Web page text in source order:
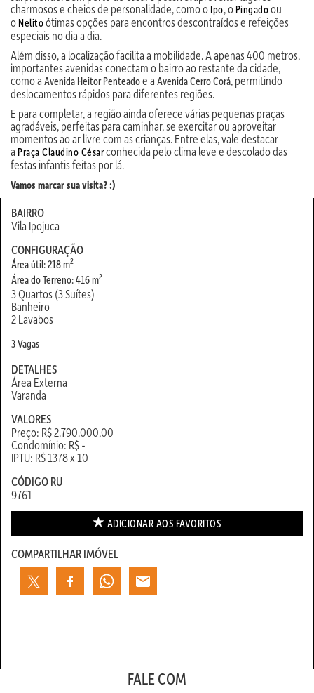
charmosos e cheios de personalidade, como o Ipo, o Pingadoou
oNelitoótimas opções para encontros descontraídos e refeições
especiais no dia a dia.
Além disso, a localização facilita a mobilidade. A apenas 400 metros,
importantes avenidas conectam o bairro ao restante da cidade,
como a Avenida Heitor Penteadoe a Avenida Cerro Corá, permitindo
deslocamentos rápidos para diferentes regiões.
E para completar, a região ainda oferece várias pequenas praças
agradáveis, perfeitas para caminhar, se exercitar ou aproveitar
momentos ao ar livre com as crianças. Entre elas, vale destacar
a Praça Claudino Césarconhecida pelo clima leve e descolado das
festas infantis feitas por lá.
Vamos marcar sua visita? :)
BAIRRO
Vila Ipojuca
CONFIGURAÇÃO
Área útil: 218 m2
Área do Terreno: 416 m2
3 Quartos (3 Suítes)
Banheiro
2 Lavabos
3 Vagas
DETALHES
Área Externa
Varanda
VALORES
Preço: R$ 2.790.000,00
Condomínio: R$ -
IPTU: R$ 1378 x 10
CÓDIGO RU
9761
ADICIONAR AOS FAVORITOS
COMPARTILHAR IMÓVEL
FALE COM